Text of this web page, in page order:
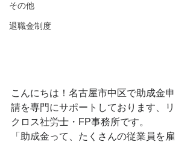
その他
退職金制度
こんにちは！名古屋市中区で助成金申
請を専門にサポートしております、リ
クロス社労士・FP事務所です。
「助成金って、たくさんの従業員を雇